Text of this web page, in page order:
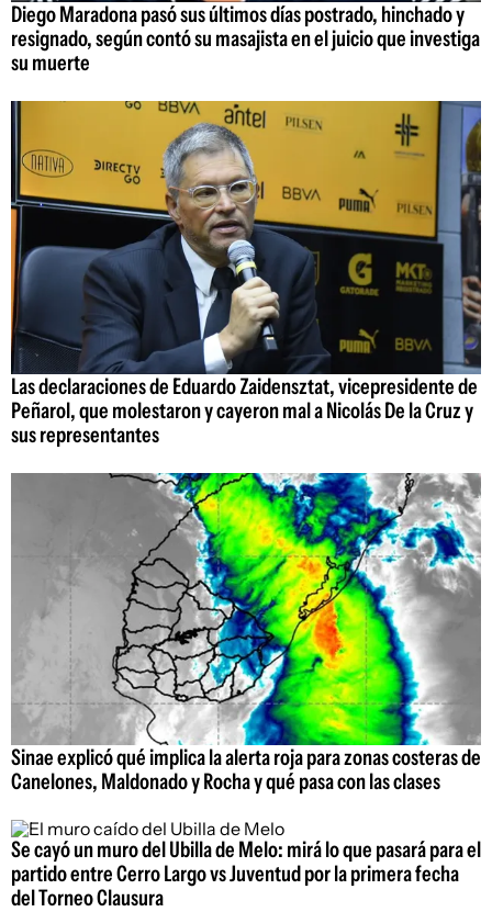
Diego Maradona pasó sus últimos días postrado, hinchado y
resignado, según contó su masajista en el juicio que investiga
su muerte
Las declaraciones de Eduardo Zaidensztat, vicepresidente de
Peñarol, que molestaron y cayeron mal a Nicolás De la Cruz y
sus representantes
Sinae explicó qué implica la alerta roja para zonas costeras de
Canelones, Maldonado y Rocha y qué pasa con las clases
Se cayó un muro del Ubilla de Melo: mirá lo que pasará para el
partido entre Cerro Largo vs Juventud por la primera fecha
del Torneo Clausura